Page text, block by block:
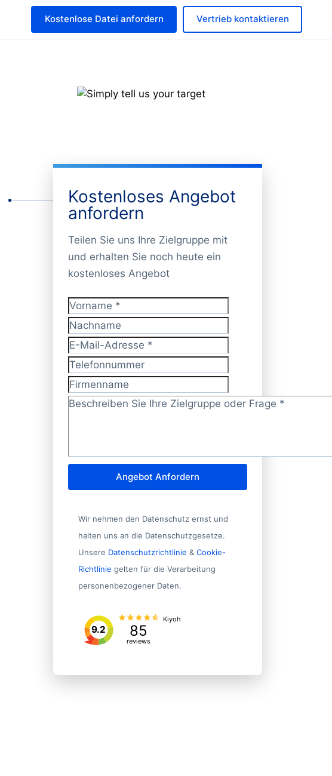
Vertrieb kontaktieren
Kostenlose Datei anfordern
Kostenloses Angebot
anfordern
Teilen Sie uns Ihre Zielgruppe mit
und erhalten Sie noch heute ein
kostenloses Angebot
Vorname*
Nachname
E-Mail-Adresse*
Telefonnummer
Firmenname
Zielgruppe/Frage?
Angebot Anfordern
Wir nehmen den Datenschutz ernst und
halten uns an die Datenschutzgesetze.
Unsere Datenschutzrichtlinie & Cookie-
Richtlinie gelten für die Verarbeitung
personenbezogener Daten.
9.2 85
reviews
Kiyoh
Address 1